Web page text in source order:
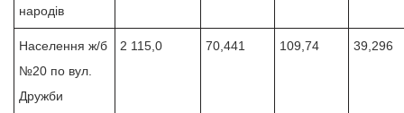
народів
Населення ж/б
№20 по вул.
Дружби
2 115,0 70,441 109,74 39,296